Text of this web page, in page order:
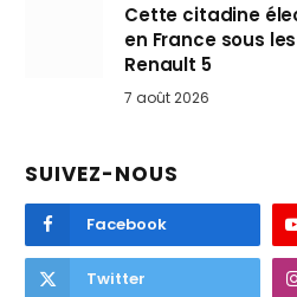
Cette citadine
en France sous
Renault 5
7 août 2026
SUIVEZ-NOUS
Facebook
Twitter